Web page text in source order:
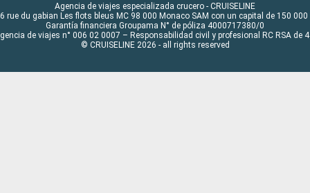
Agencia de viajes especializada crucero - CRUISELINE
rue du gabian Les flots bleus MC 98 000 Monaco SAM con un capital de 150 000
Garantía financiera Groupama N° de póliza 4000717380/0
de viajes n° 006 02 0007 – Responsabilidad civil y profesional RC RSA de
© CRUISELINE 2026 - all rights reserved